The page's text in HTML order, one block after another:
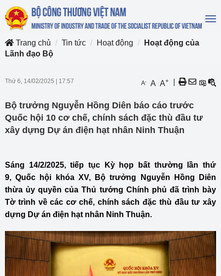
Trang chủ
Tin tức Hoạt động
Hoạt động của
Lãnh đạo Bộ
Thứ 6, 14/02/2025 17:57 A- A A+
Bộ trưởng Nguyễn Hồng Diên báo cáo trước
Quốc hội 10 cơ chế, chính sách đặc thù đầu tư
xây dựng Dự án điện hạt nhân Ninh Thuận
Sáng 14/2/2025, tiếp tục Kỳ họp bất thường lần thứ
9, Quốc hội khóa XV, Bộ trưởng Nguyễn Hồng Diên
thừa ủy quyền của Thủ tướng Chính phủ đã trình bày
Tờ trình về các cơ chế, chính sách đặc thù đầu tư xây
dựng Dự án điện hạt nhân Ninh Thuận.